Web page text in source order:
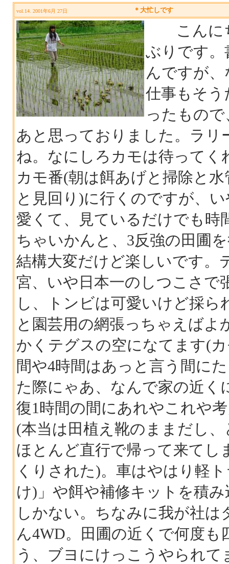
vol.14. 2001年6月 27日 ＊大忙しです
こんにち
ぶりです
んですが
仕事もそう
ったもの
あと思っておりました。ラ
ね。なにしろカモは待ってく
カモ番(朝は餌あげと掃除と
と見回り)に行くのですが、
愛くて、見ているだけでも時
ちゃいかんと、3反強の田圃
結構大変だけど楽しいです。
宮、いや日本一のしつこさで
し、トンビは可愛いけど採
と園芸用の網張っちゃえば
かくテグスの空になてます(
間や4時間はあっと言う間に
た際にゃあ、なんで家の近
復1時間の間にあれやこれや
(本当は田植え靴のままだし
ほとんど直行で帰って来てし
くりされた)。車はやはり軽
け)」や餌や補修キットを積
しかない。ちなみに我が社
ん4WD。田圃の近くで何度
う、ブヨにけっこうやられ